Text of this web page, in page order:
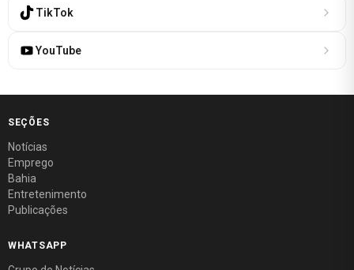
TikTok
YouTube
SEÇÕES
Notícias
Emprego
Bahia
Entretenimento
Publicações
WHATSAPP